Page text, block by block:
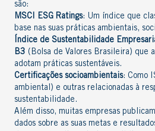
são:
MSCI ESG Ratings: Um índice que
base nas suas práticas ambientais,
Índice de Sustentabilidade
B3 (Bolsa de Valores Brasileira) que
adotam práticas sustentáveis.
Certificações socioambientais: Como
ambiental) e outras relacionadas à
sustentabilidade.
Além disso, muitas empresas publicam
dados sobre as suas metas e